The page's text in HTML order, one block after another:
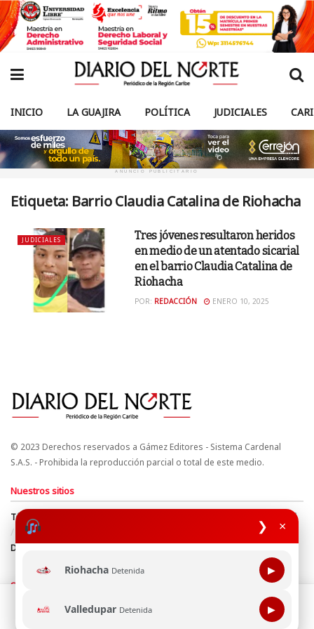
❯ ×
Riohacha Detenida ▶
Valledupar Detenida ▶
INICIO LA GUAJIRA POLÍTICA JUDICIALES
ANUNCIO PUBLICITARIO
Etiqueta: Barrio Claudia Catalina de Riohacha
JUDICIALES
Tres jóvenes resultaron heridos
en medio de un atentado sicarial
en el barrio Claudia Catalina de
Riohacha
POR: REDACCIÓN ENERO 10, 2025
© 2023 Derechos reservados a Gámez Editores - Sistema Cardenal
S.A.S. - Prohibida la reproducción parcial o total de este medio.
Nuestros sitios
Términos y Condiciones
Derechos de Autor y Propiedad Intelectual
Política de uso de cookies
Política de Tratamiento de Datos
Directrices Editoriales
Síguenos
Esta página web usa cookie para mejorar tu experiencia de
navegación, al continuar aceptas nuestra política de uso de